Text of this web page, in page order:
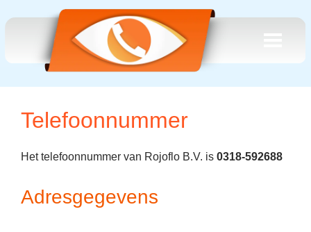
Telefoonnummer
Het telefoonnummer van Rojoflo B.V. is 0318-592688
Adresgegevens